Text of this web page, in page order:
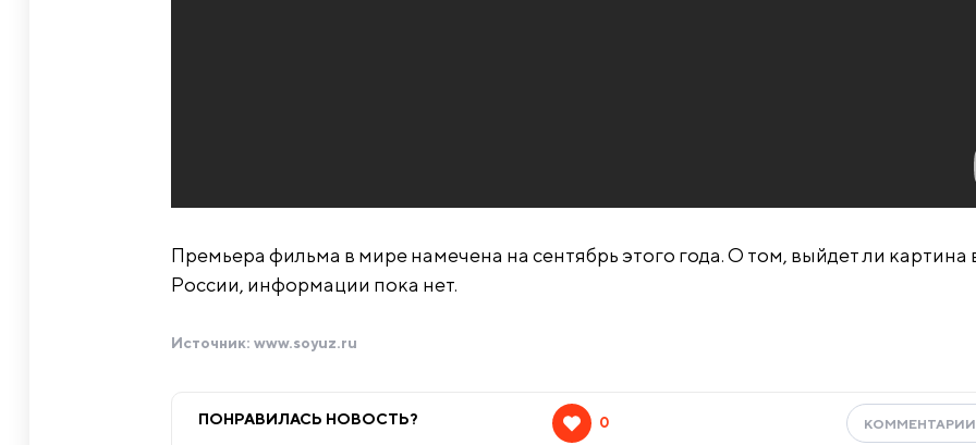
Премьера фильма в мире намечена на сентябрь этого года. О том, выйдет ли картина
России, информации пока нет.
Источник: www.soyuz.ru
ПОНРАВИЛАСЬ НОВОСТЬ? 0